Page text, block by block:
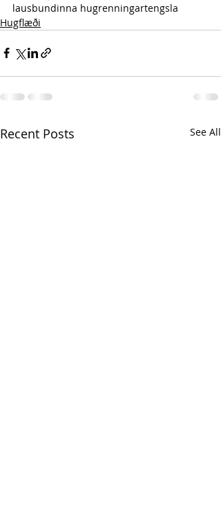
lausbundinna hugrenningartengsla
Hugflæði
Recent Posts See All